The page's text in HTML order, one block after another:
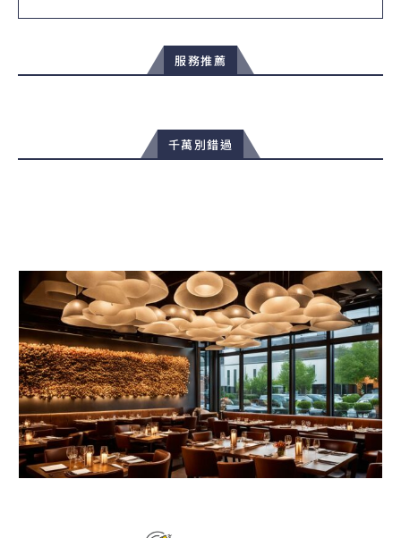
服務推薦
千萬別錯過